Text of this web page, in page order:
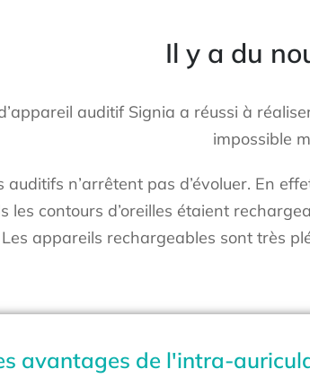
Il y a du
auditif Signia a réussi à
impossible
auditifs n’arrêtent pas d’évoluer. En
les contours d’oreilles étaient
appareils rechargeables sont très
avantages de l'intra-